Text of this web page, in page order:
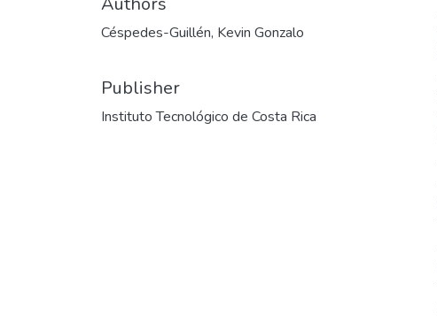
Céspedes-Guillén, Kevin Gonzalo
Publisher
Instituto Tecnológico de Costa Rica